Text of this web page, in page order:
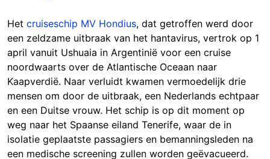
Het cruiseschip MV Hondius, dat getroffen werd door
een zeldzame uitbraak van het hantavirus, vertrok op 1
april vanuit Ushuaia in Argentinië voor een cruise
noordwaarts over de Atlantische Oceaan naar
Kaapverdië. Naar verluidt kwamen vermoedelijk drie
mensen om door de uitbraak, een Nederlands echtpaar
en een Duitse vrouw. Het schip is op dit moment op
weg naar het Spaanse eiland Tenerife, waar de in
isolatie geplaatste passagiers en bemanningsleden na
een medische screening zullen worden geëvacueerd.